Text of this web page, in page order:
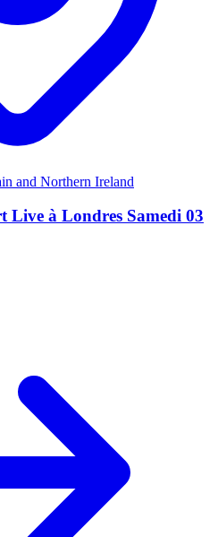
and Northern Ireland
Live à Londres Samedi 03